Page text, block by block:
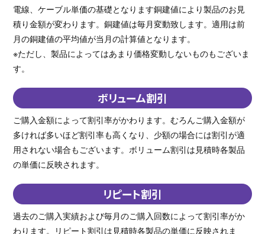
電線、ケーブル単価の基礎となります銅建値により製品のお見
積り金額が変わります。銅建値は毎月変動致します。適用は前
月の銅建値の平均値が当月の計算値となります。
※ただし、製品によってはあまり価格変動しないものもございま
す。
ボリューム割引
ご購入金額によって割引率がかわります。むろんご購入金額が
多ければ多いほど割引率も高くなり、少額の場合には割引が適
用されない場合もございます。ボリューム割引は見積時各製品
の単価に反映されます。
リピート割引
過去のご購入実績および毎月のご購入回数によって割引率がか
わります。リピート割引は見積時各製品の単価に反映されま